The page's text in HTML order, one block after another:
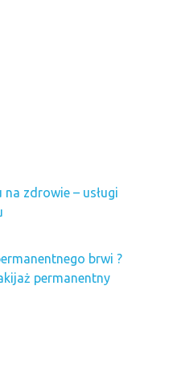
zdrowie – usługi
brwi ?
permanentny